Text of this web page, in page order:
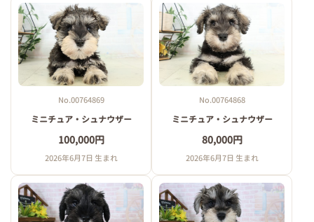
No.00764869
ミニチュア・シュナウザー
100,000円
2026年6月7日 生まれ
No.00764868
ミニチュア・シュナウザー
80,000円
2026年6月7日 生まれ